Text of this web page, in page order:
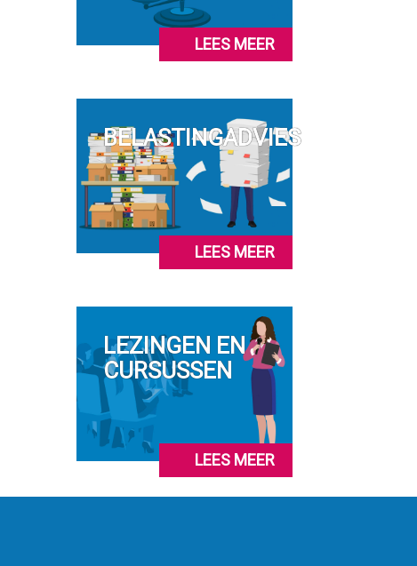
LEES MEER
BELASTINGADVIES
LEES MEER
LEZINGEN EN
CURSUSSEN
LEES MEER